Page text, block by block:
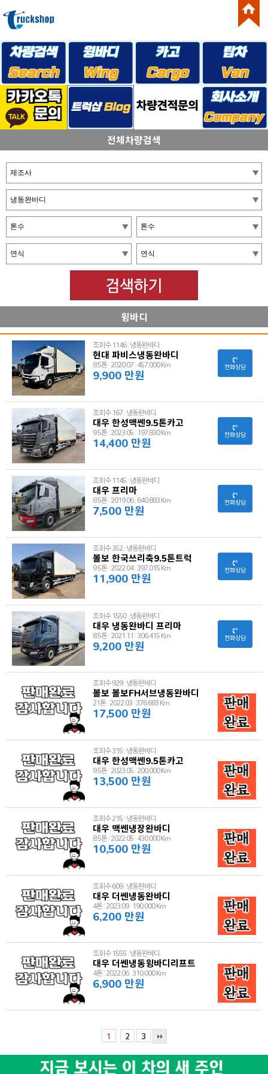
전체차량검색
윙바디
조회수 1146 냉동완바디
현대 파비스냉동완바디
8.5톤 2020.07 457,000 Km
9,900 만원
전화상담
조회수 167 냉동완바디
대우 한성맥쎈9.5톤카고
9.5톤 2023.05 197,830 Km
14,400 만원
전화상담
조회수 1145 냉동완바디
대우 프리마
8.5톤 2019.06 640,883 Km
7,500 만원
전화상담
조회수 352 냉동완바디
볼보 한국쓰리축9.5톤트럭
9.5톤 2022.04 397,015 Km
11,900 만원
전화상담
조회수 1550 냉동완바디
대우 냉동완바디 프리마
8.5톤 2021.11 306,415 Km
9,200 만원
전화상담
조회수 929 냉동완바디
볼보 볼보FH서브냉동완바디
21톤 2022.03 376,683 Km
17,500 만원
조회수 315 냉동완바디
대우 한성맥쎈9.5톤카고
9.5톤 2023.05 200,000 Km
13,500 만원
조회수 215 냉동완바디
대우 맥쎈냉장완바디
8.5톤 2022.05 430,000 Km
10,500 만원
조회수 609 냉동완바디
대우 더쎈냉동완바디
4톤 2023.09 190,000 Km
6,200 만원
조회수 1555 냉동완바디
대우 더쎈냉동윙바디리프트
4톤 2022.06 310,000 Km
6,900 만원
1 2 3